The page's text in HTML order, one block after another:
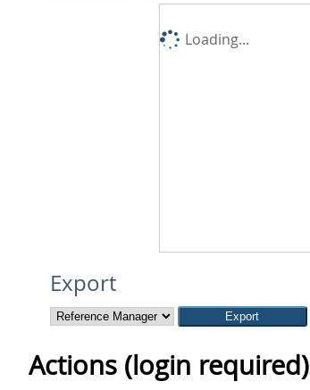
Loading...
Export
Actions (login required)